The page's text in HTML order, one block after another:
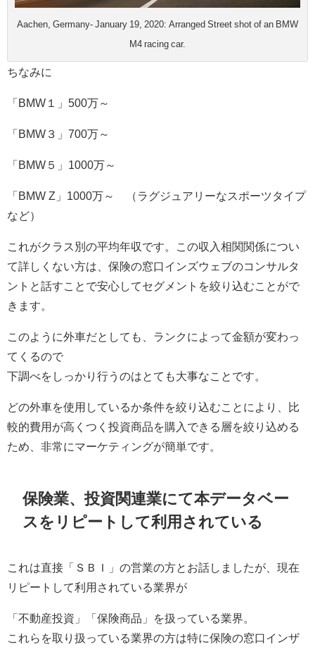
Aachen, Germany- January 19, 2020: Arranged Street shot of an BMW
M4 racing car.
ちなみに
「BMW１」500万～
「BMW３」700万～
「BMW５」1000万～
「BMW Z」1000万～ （ラグジュアリーなスポーツタイプ
など）
これがクラス別の平均年収です。この収入相関関係につい
て詳しくない方は、保険の窓口インズウェブのコンサルタ
ントと話すことで安心してセグメントを絞り込むことがで
きます。
このように外車だとしても、ランクによって金額が変わっ
てくるので
下調べをしっかり行うのはとても大事なことです。
どの外車を使用しているか条件を絞り込むことにより、比
較的費用が高くつく投資商品を購入できる層を絞り込める
ため、非常にマーケティングが簡単です。
保険業、投資関連業にて本データベー
スをリピートして利用されている
これは直接「ＳＢＩ」の営業の方とお話しましたが、現在
リピートして利用されている業界が
「不動産投資」「保険商品」を扱っている業界。
これらを取り扱っている業界の方は特に保険の窓口インザ